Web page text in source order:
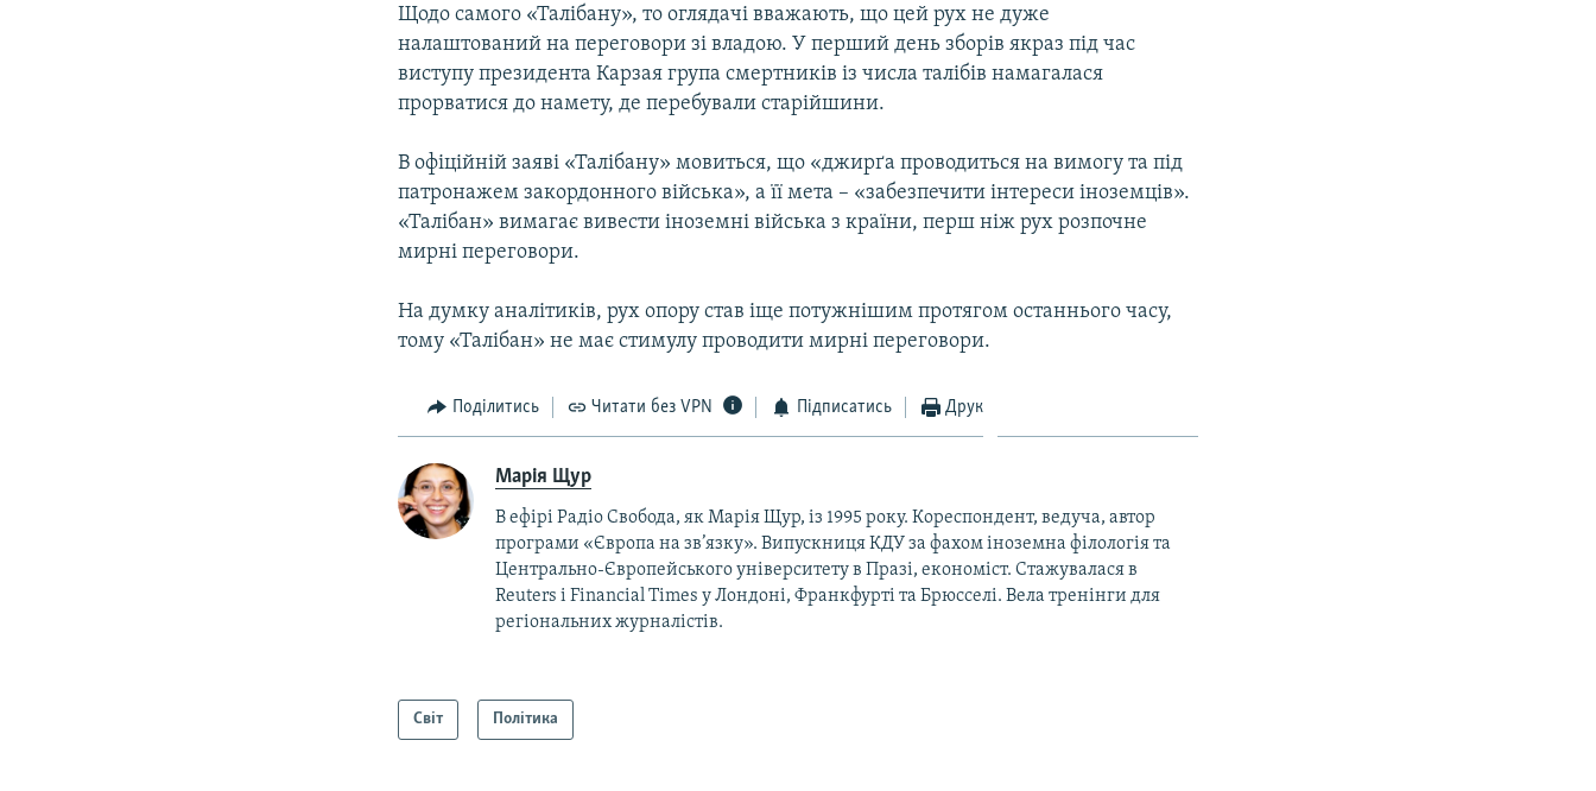
Щодо самого «Талібану», то оглядачі вважають, що цей рух не дуже
налаштований на переговори зі владою. У перший день зборів якраз під час
виступу президента Карзая група смертників із числа талібів намагалася
прорватися до намету, де перебували старійшини.
В офіційній заяві «Талібану» мовиться, що «джирґа проводиться на вимогу та під
патронажем закордонного війська», а її мета – «забезпечити інтереси іноземців».
«Талібан» вимагає вивести іноземні війська з країни, перш ніж рух розпочне
мирні переговори.
На думку аналітиків, рух опору став іще потужнішим протягом останнього часу,
тому «Талібан» не має стимулу проводити мирні переговори.
Поділитись Читати без VPN Підписатись Друк
Марія Щур
В ефірі Радіо Свобода, як Марія Щур, із 1995 року. Кореспондент, ведуча, автор
програми «Європа на зв’язку». Випускниця КДУ за фахом іноземна філологія та
Центрально-Європейського університету в Празі, економіст. Стажувалася в
Reuters і Financial Times у Лондоні, Франкфурті та Брюсселі. Вела тренінги для
регіональних журналістів.
Світ Політика